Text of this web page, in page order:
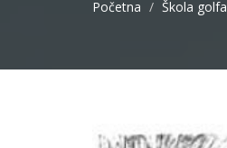
Početna Škola golfa